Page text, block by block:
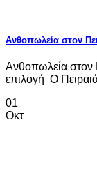
Ανθοπωλεία στον
Ανθοπωλεία στον
επιλογή Ο
01
Οκτ